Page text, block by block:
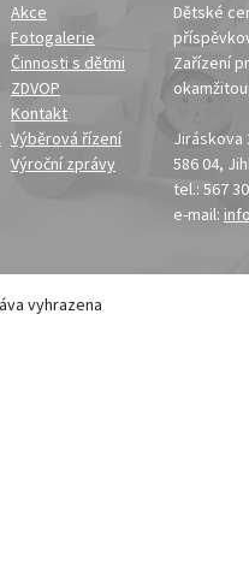
Akce
Fotogalerie
Činnosti s dětmi
ZDVOP
Kontakt
Výběrová řízení
Výroční zprávy
Dětské
Zařízení
Jiráskova
586 04,
tel.: 567
e-mail:
vyhrazena